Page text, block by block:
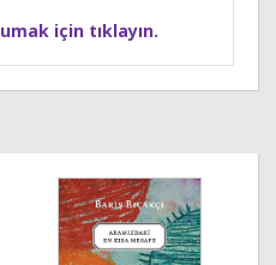
için tıklayın.